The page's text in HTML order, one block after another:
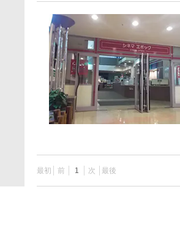
最初 前 1 次 最後